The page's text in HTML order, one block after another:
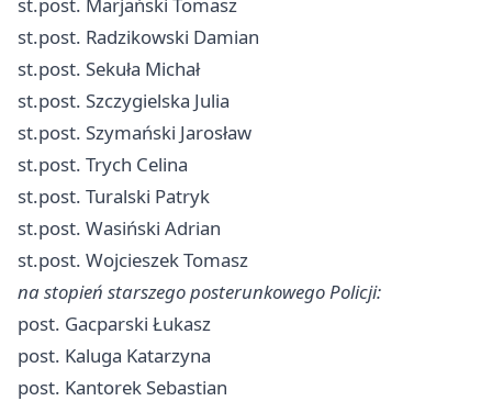
st.post. Radzikowski Damian
st.post. Sekuła Michał
st.post. Szczygielska Julia
st.post. Szymański Jarosław
st.post. Trych Celina
st.post. Turalski Patryk
st.post. Wasiński Adrian
st.post. Wojcieszek Tomasz
na stopień starszego posterunkowego Policji:
post. Gacparski Łukasz
post. Kaluga Katarzyna
post. Kantorek Sebastian